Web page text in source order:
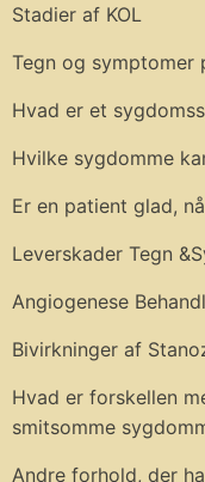
Stadier af KOL
Tegn og symptomer
Hvad er et
Hvilke sygdomme
Er en patient glad,
Leverskader Tegn
Angiogenese
Bivirkninger af
Hvad er forskellen
smitsomme
Andre forhold, der